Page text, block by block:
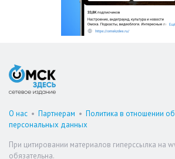
О нас • Партнерам • Политика в отношении
персональных данных
При цитировании материалов гиперссылка на
обязательна.